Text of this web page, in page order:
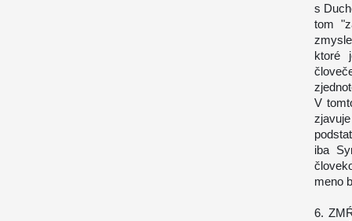
s
tom
ktoré
V
iba
meno
6.